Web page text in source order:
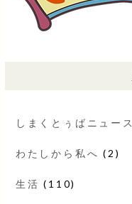
しまくとぅばニュース
わたしから私へ (2)
生活 (110)